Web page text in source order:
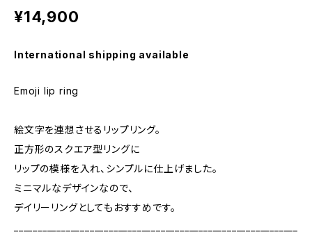
¥14,900
International shipping available
Emoji lip ring
絵文字を連想させるリップリング。
正方形のスクエア型リングに
リップの模様を入れ、シンプルに仕上げました。
ミニマルなデザインなので、
デイリーリングとしてもおすすめです。